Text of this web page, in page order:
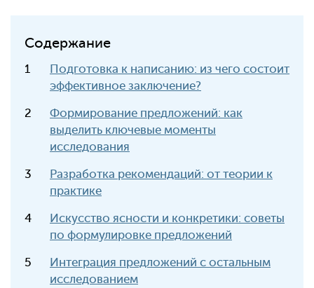
Содержание
Подготовка к написанию: из чего состоит
эффективное заключение?
Формирование предложений: как
выделить ключевые моменты
исследования
Разработка рекомендаций: от теории к
практике
Искусство ясности и конкретики: советы
по формулировке предложений
Интеграция предложений с остальным
исследованием